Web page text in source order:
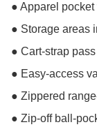
● Apparel
● Storage areas
● Cart-strap pass
● Easy-access
● Zippered
● Zip-off ball-